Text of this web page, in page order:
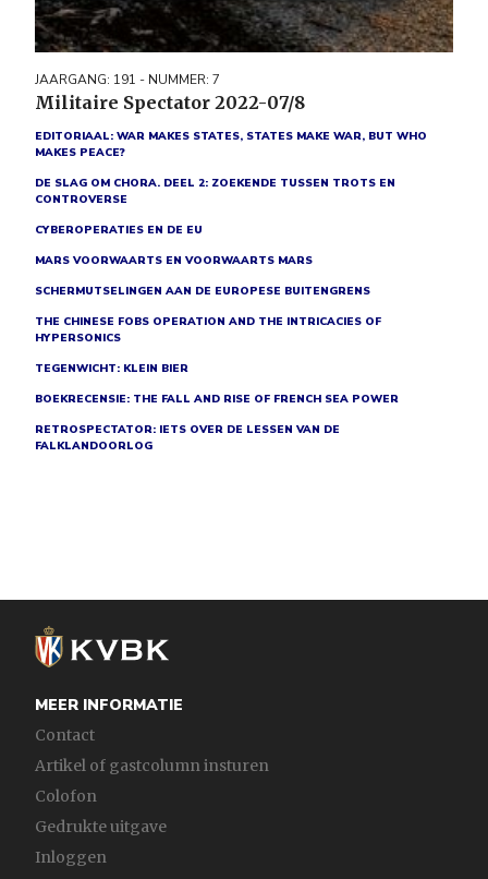
JAARGANG: 191 - NUMMER: 7
Militaire Spectator 2022-07/8
EDITORIAAL: WAR MAKES STATES, STATES MAKE WAR, BUT WHO
MAKES PEACE?
DE SLAG OM CHORA. DEEL 2: ZOEKENDE TUSSEN TROTS EN
CONTROVERSE
CYBEROPERATIES EN DE EU
MARS VOORWAARTS EN VOORWAARTS MARS
SCHERMUTSELINGEN AAN DE EUROPESE BUITENGRENS
THE CHINESE FOBS OPERATION AND THE INTRICACIES OF
HYPERSONICS
TEGENWICHT: KLEIN BIER
BOEKRECENSIE: THE FALL AND RISE OF FRENCH SEA POWER
RETROSPECTATOR: IETS OVER DE LESSEN VAN DE
FALKLANDOORLOG
MEER INFORMATIE
Contact
Artikel of gastcolumn insturen
Colofon
Gedrukte uitgave
Inloggen